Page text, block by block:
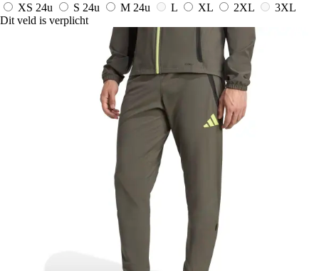
XS 24u S 24u M 24u L XL 2XL
3XL
Dit veld is verplicht